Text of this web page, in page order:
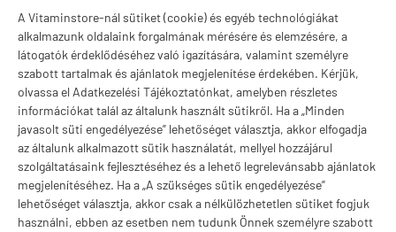
A Vitaminstore-nál sütiket (cookie) és egyéb technológiákat
alkalmazunk oldalaink forgalmának mérésére és elemzésére, a
látogatók érdeklődéséhez való igazítására, valamint személyre
szabott tartalmak és ajánlatok megjelenítése érdekében. Kérjük,
olvassa el Adatkezelési Tájékoztatónkat, amelyben részletes
információkat talál az általunk használt sütikről. Ha a „Minden
javasolt süti engedélyezése” lehetőséget választja, akkor elfogadja
az általunk alkalmazott sütik használatát, mellyel hozzájárul
szolgáltatásaink fejlesztéséhez és a lehető legrelevánsabb ajánlatok
megjelenítéséhez. Ha a „A szükséges sütik engedélyezése”
lehetőséget választja, akkor csak a nélkülözhetetlen sütiket fogjuk
használni, ebben az esetben nem tudunk Önnek személyre szabott
Márkák
Valuta választás